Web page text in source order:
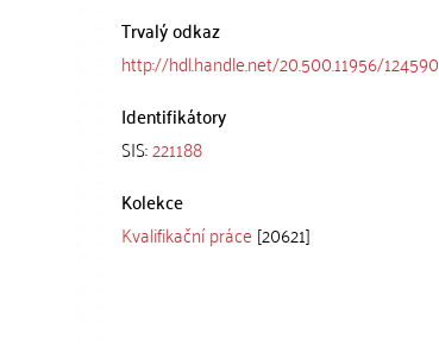
Trvalý odkaz
http://hdl.handle.net/20.500.11956/124590
Identifikátory
SIS:221188
Kolekce
Kvalifikační práce [20621]